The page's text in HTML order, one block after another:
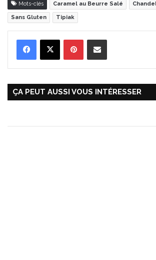
Mots-clés Caramel au Beurre Salé
Sans Gluten Tipiak
ÇA PEUT AUSSI VOUS INTÉRESSER